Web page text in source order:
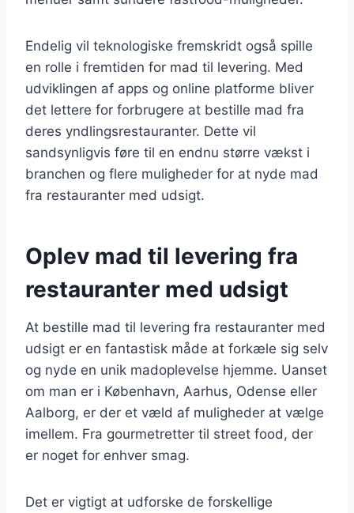
Endelig vil teknologiske fremskridt også spille
en rolle i fremtiden for mad til levering. Med
udviklingen af apps og online platforme bliver
det lettere for forbrugere at bestille mad fra
deres yndlingsrestauranter. Dette vil
sandsynligvis føre til en endnu større vækst i
branchen og flere muligheder for at nyde mad
fra restauranter med udsigt.
Oplev mad til levering fra
restauranter med udsigt
At bestille mad til levering fra restauranter med
udsigt er en fantastisk måde at forkæle sig selv
og nyde en unik madoplevelse hjemme. Uanset
om man er i København, Aarhus, Odense eller
Aalborg, er der et væld af muligheder at vælge
imellem. Fra gourmetretter til street food, der
er noget for enhver smag.
Det er vigtigt at udforske de forskellige